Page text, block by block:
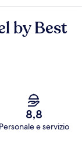
by Best
8,8
Personale e servizio